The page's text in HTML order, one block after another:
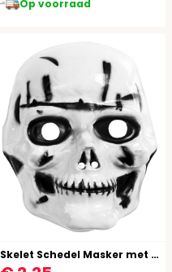
Op voorraad
Skelet Schedel Masker met Littekens Kind